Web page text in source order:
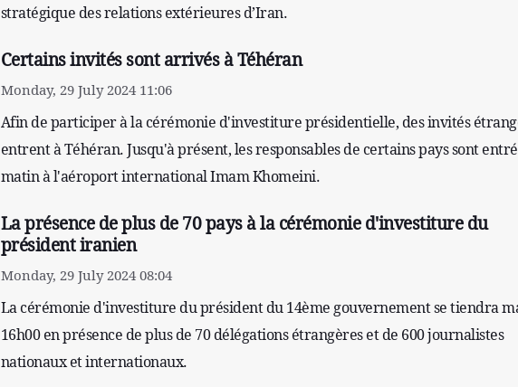
stratégique des relations extérieures d’Iran.
Certains invités sont arrivés à Téhéran
Monday, 29 July 2024 11:06
Afin de participer à la cérémonie d'investiture présidentielle, des invités
entrent à Téhéran. Jusqu'à présent, les responsables de certains pays sont
matin à l'aéroport international Imam Khomeini.
La présence de plus de 70 pays à la cérémonie d'investiture du
président iranien
Monday, 29 July 2024 08:04
La cérémonie d'investiture du président du 14ème gouvernement se tiendra
16h00 en présence de plus de 70 délégations étrangères et de 600 journalistes
nationaux et internationaux.